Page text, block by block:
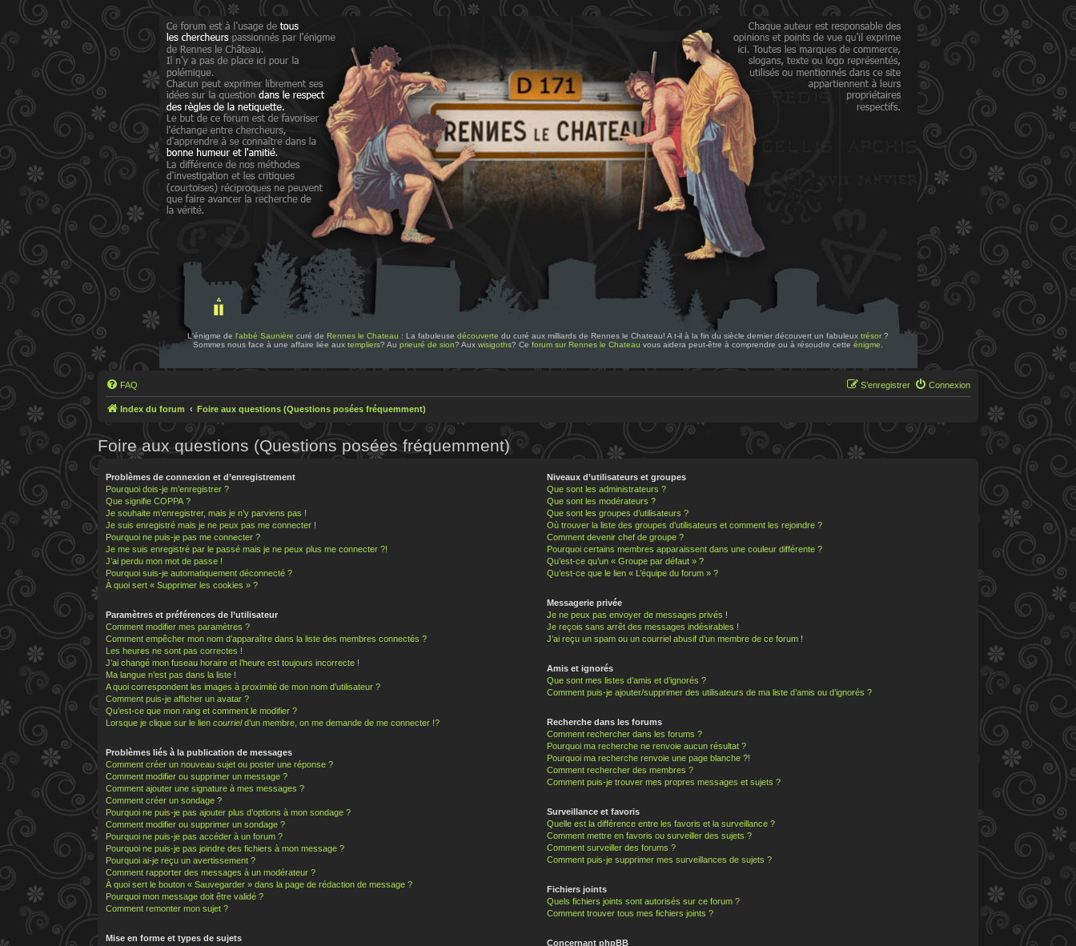
L'énigme de l'abbé Saunière curé de Rennes le Chateau : La fabuleuse découverte du curé aux milliards de Rennes le Chateau! A t-il à la fin du siècle dernier découvert un fabuleux trésor ?
Sommes nous face à une affaire liée aux templiers? Au prieuré de sion? Aux wisigoths? Ce forum sur Rennes le Chateau vous aidera peut-être à comprendre ou à résoudre cette énigme
FAQ Connexion
S’enregistrer
Index du forum Foire aux questions (Questions posées fréquemment)
Foire aux questions (Questions posées fréquemment)
Problèmes de connexion et d’enregistrement
Pourquoi dois-je m’enregistrer ?
Que signifie COPPA ?
Je souhaite m’enregistrer, mais je n’y parviens pas !
Je suis enregistré mais je ne peux pas me connecter !
Pourquoi ne puis-je pas me connecter ?
Je me suis enregistré par le passé mais je ne peux plus me connecter ?!
J’ai perdu mon mot de passe !
Pourquoi suis-je automatiquement déconnecté ?
À quoi sert « Supprimer les cookies » ?
Paramètres et préférences de l’utilisateur
Comment modifier mes paramètres ?
Comment empêcher mon nom d’apparaître dans la liste des membres connectés ?
Les heures ne sont pas correctes !
J’ai changé mon fuseau horaire et l’heure est toujours incorrecte !
Ma langue n’est pas dans la liste !
A quoi correspondent les images à proximité de mon nom d’utilisateur ?
Comment puis-je afficher un avatar ?
Qu’est-ce que mon rang et comment le modifier ?
Lorsque je clique sur le lien courrield’un membre, on me demande de me connecter !?
Problèmes liés à la publication de messages
Comment créer un nouveau sujet ou poster une réponse ?
Comment modifier ou supprimer un message ?
Comment ajouter une signature à mes messages ?
Comment créer un sondage ?
Pourquoi ne puis-je pas ajouter plus d’options à mon sondage ?
Comment modifier ou supprimer un sondage ?
Pourquoi ne puis-je pas accéder à un forum ?
Pourquoi ne puis-je pas joindre des fichiers à mon message ?
Pourquoi ai-je reçu un avertissement ?
Comment rapporter des messages à un modérateur ?
À quoi sert le bouton « Sauvegarder » dans la page de rédaction de message ?
Pourquoi mon message doit être validé ?
Comment remonter mon sujet ?
Mise en forme et types de sujets
Niveaux d’utilisateurs et groupes
Que sont les administrateurs ?
Que sont les modérateurs ?
Que sont les groupes d’utilisateurs ?
Où trouver la liste des groupes d’utilisateurs et comment les rejoindre ?
Comment devenir chef de groupe ?
Pourquoi certains membres apparaissent dans une couleur différente ?
Qu’est-ce qu’un « Groupe par défaut » ?
Qu’est-ce que le lien « L’équipe du forum » ?
Messagerie privée
Je ne peux pas envoyer de messages privés !
Je reçois sans arrêt des messages indésirables !
J’ai reçu un spam ou un courriel abusif d’un membre de ce forum !
Amis et ignorés
Que sont mes listes d’amis et d’ignorés ?
Comment puis-je ajouter/supprimer des utilisateurs de ma liste d’amis ou d’ignorés ?
Recherche dans les forums
Comment rechercher dans les forums ?
Pourquoi ma recherche ne renvoie aucun résultat ?
Pourquoi ma recherche renvoie une page blanche ?!
Comment rechercher des membres ?
Comment puis-je trouver mes propres messages et sujets ?
Surveillance et favoris
Quelle est la différence entre les favoris et la surveillance ?
Comment mettre en favoris ou surveiller des sujets ?
Comment surveiller des forums ?
Comment puis-je supprimer mes surveillances de sujets ?
Fichiers joints
Quels fichiers joints sont autorisés sur ce forum ?
Comment trouver tous mes fichiers joints ?
Concernant phpBB